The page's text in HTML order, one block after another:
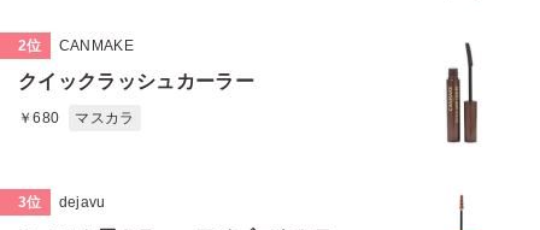
2位 CANMAKE
クイックラッシュカーラー
￥680 マスカラ
3位 dejavu